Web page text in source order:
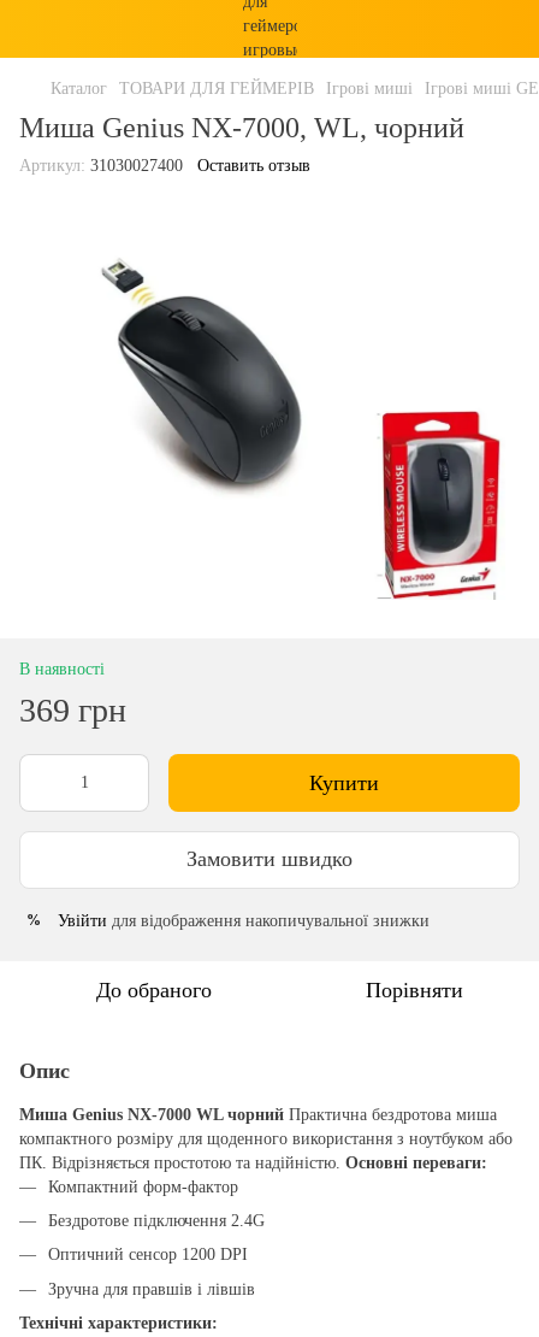
Каталог ТОВАРИ ДЛЯ ГЕЙМЕРІВ Ігрові миші Ігрові миші
Миша Genius NX-7000, WL, чорний
Артикул: 31030027400 Оставить отзыв
В наявності
369 грн
Купити
Замовити швидко
% Увійти для відображення накопичувальної знижки
До обраного Порівняти
Опис
Миша Genius NX-7000 WL чорний Практична бездротова миша
компактного розміру для щоденного використання з ноутбуком або
ПК. Відрізняється простотою та надійністю. Основні переваги:
Компактний форм-фактор
Бездротове підключення 2.4G
Оптичний сенсор 1200 DPI
Зручна для правшів і лівшів
Технічні характеристики: